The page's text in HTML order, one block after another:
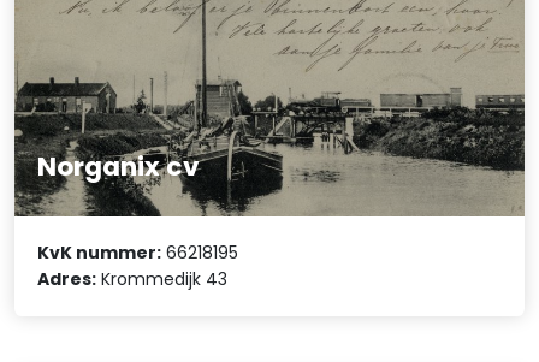
Norganix cv
KvK nummer: 66218195
Adres: Krommedijk 43